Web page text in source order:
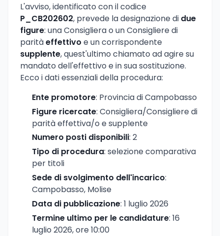
L'avviso, identificato con il codice
P_CB202602, prevede la designazione di due
figure: una Consigliera o un Consigliere di
paritàeffettivo e un corrispondente
supplente, quest'ultimo chiamato ad agire su
mandato dell'effettivo e in sua sostituzione.
Ecco i dati essenziali della procedura:
Ente promotore: Provincia di Campobasso
Figure ricercate: Consigliera/Consigliere di
parità effettiva/o e supplente
Numero posti disponibili: 2
Tipo di procedura: selezione comparativa
per titoli
Sede di svolgimento dell'incarico:
Campobasso, Molise
Data di pubblicazione: 1 luglio 2026
Termine ultimo per le candidature: 16
luglio 2026, ore 10:00